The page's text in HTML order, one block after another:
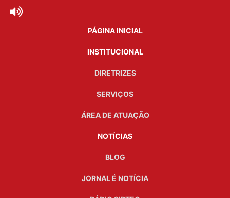
PÁGINA INICIAL
INSTITUCIONAL
DIRETRIZES
SERVIÇOS
ÁREA DE ATUAÇÃO
NOTÍCIAS
BLOG
JORNAL É NOTÍCIA